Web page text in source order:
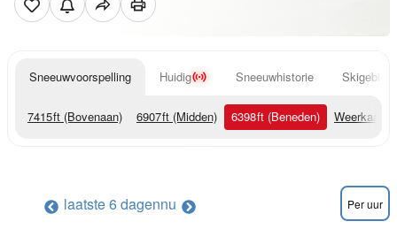
Sneeuwvoorspelling Huidig Sneeuwhistorie Skigebied
7415ft (Bovenaan) 6907ft (Midden) 6398ft (Beneden)
laatste 6 dagennu Per uur